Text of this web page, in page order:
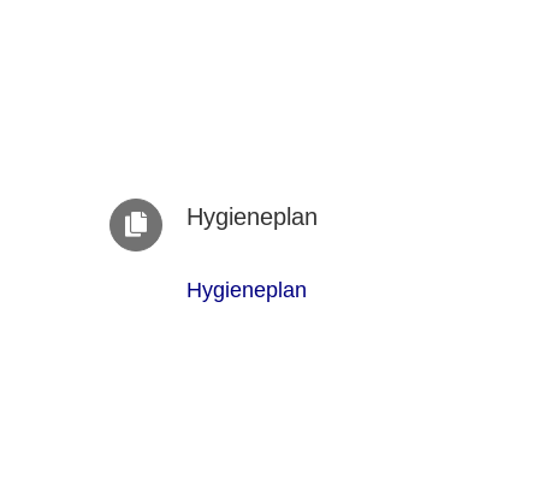
Hygieneplan
Hygieneplan